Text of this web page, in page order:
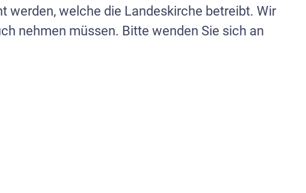
welche die Landeskirche betreibt. Wir
nehmen müssen. Bitte wenden Sie sich an